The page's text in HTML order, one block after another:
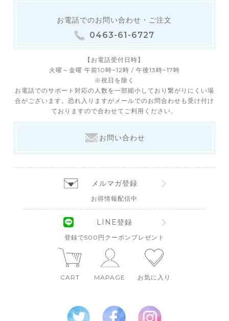
お電話でのお問い合わせ・ご注文
0463-61-6727
【お電話受付日時】
火曜～金曜 午前10時~12時 / 午後13時~17時
※祝日を除く
お電話でのサポート対応の人数を一部縮小しており繋がりにくい場
合がございます。恐れ入りますがメールでのお問合わせも受け付け
ておりますので合わせてご利用ください。
お問い合わせ
メルマガ登録
お得情報配信中
LINE登録
登録で500円クーポンプレゼント
CART MAPAGE お気に入り